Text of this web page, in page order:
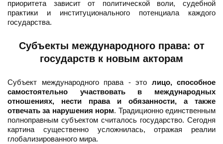
приоритета зависит от политической воли, судебной
практики и институционального потенциала каждого
государства.
Субъекты международного права: от
государств к новым акторам
Субъект международного права - это лицо, способное
самостоятельно участвовать в международных
отношениях, нести права и обязанности, а также
отвечать за нарушения норм. Традиционно единственным
полноправным субъектом считалось государство. Сегодня
картина существенно усложнилась, отражая реалии
глобализированного мира.